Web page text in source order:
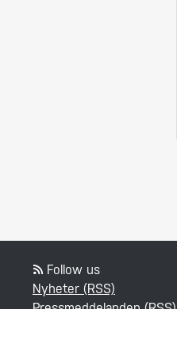
Follow us
Nyheter (RSS)
Pressmeddelanden (RSS)